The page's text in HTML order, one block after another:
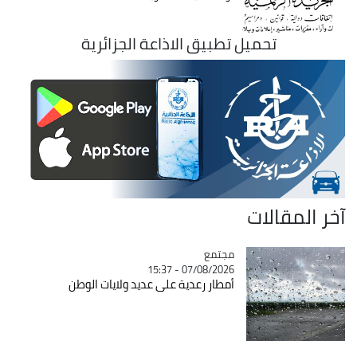
تحميل تطبيق الاذاعة الجزائرية
آخر المقالات
Catégorie
مجتمع
07/08/2026 - 15:37
أمطار رعدية على عديد ولايات الوطن